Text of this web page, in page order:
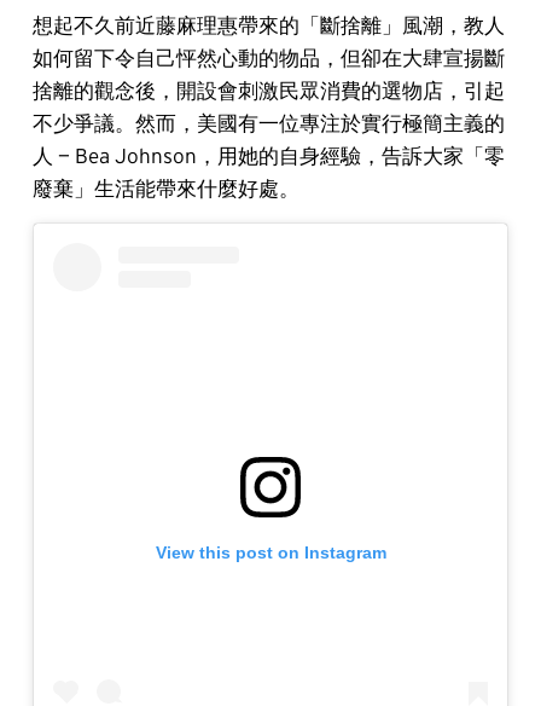
想起不久前近藤麻理惠帶來的「斷捨離」風潮，教人
如何留下令自己怦然心動的物品，但卻在大肆宣揚斷
捨離的觀念後，開設會刺激民眾消費的選物店，引起
不少爭議。然而，美國有一位專注於實行極簡主義的
人 — Bea Johnson，用她的自身經驗，告訴大家「零
廢棄」生活能帶來什麼好處。
View this post on Instagram